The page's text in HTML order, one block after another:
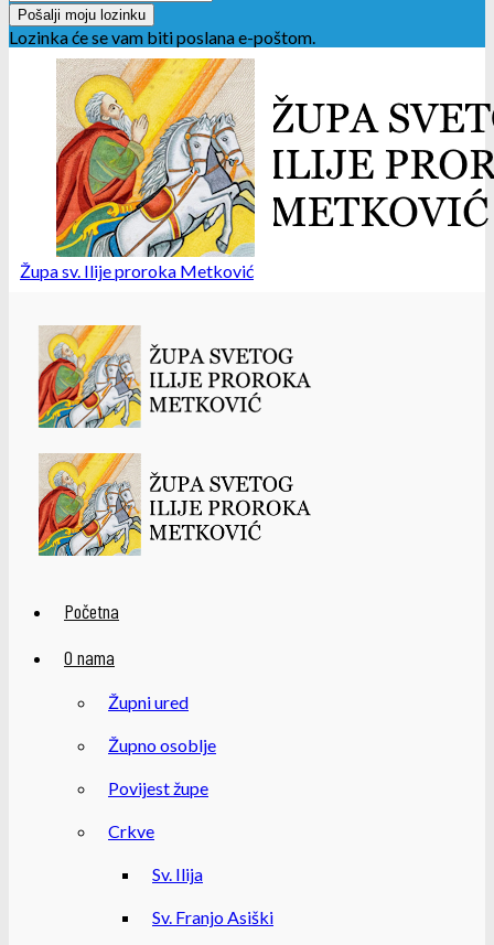
Lozinka će se vam biti poslana e-poštom.
Župa sv. Ilije proroka Metković
Početna
O nama
Župni ured
Župno osoblje
Povijest župe
Crkve
Sv. Ilija
Sv. Franjo Asiški